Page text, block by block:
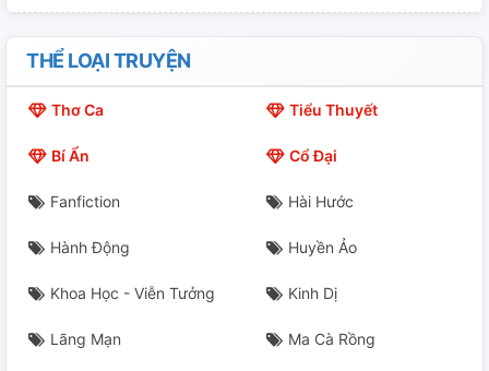
21. 💢
22. 🍦
PN2. 💢❤️‍🔥💋
THỂ LOẠI TRUYỆN
Thơ Ca Tiểu Thuyết
Bí Ẩn Cổ Đại
Fanfiction Hài Hước
Hành Động Huyền Ảo
Khoa Học - Viễn Tưởng Kinh Dị
Lãng Mạn Ma Cà Rồng